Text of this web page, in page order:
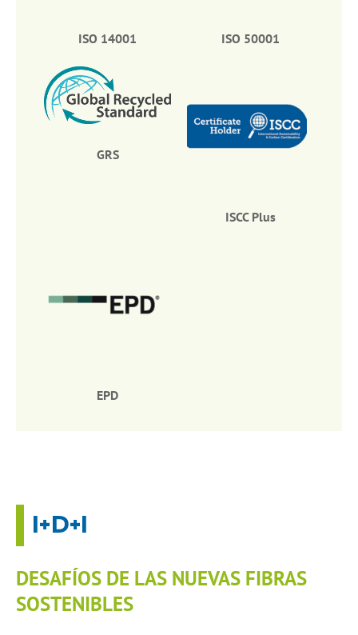
ISO 14001 ISO 50001
GRS
ISCC Plus
EPD
I+D+I
DESAFÍOS DE LAS NUEVAS FIBRAS
SOSTENIBLES